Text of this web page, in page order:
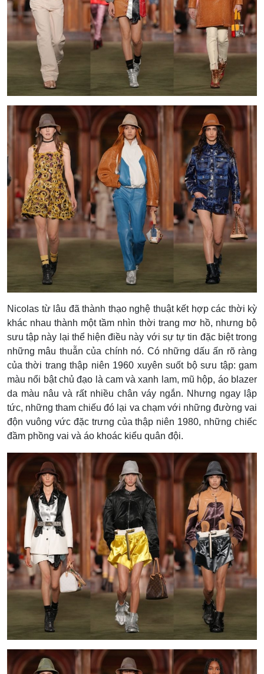
Nicolas từ lâu đã thành thạo nghệ thuật kết hợp các thời kỳ
khác nhau thành một tầm nhìn thời trang mơ hồ, nhưng bộ
sưu tập này lại thể hiện điều này với sự tự tin đặc biệt trong
những mâu thuẫn của chính nó. Có những dấu ấn rõ ràng
của thời trang thập niên 1960 xuyên suốt bộ sưu tập: gam
màu nổi bật chủ đạo là cam và xanh lam, mũ hộp, áo blazer
da màu nâu và rất nhiều chân váy ngắn. Nhưng ngay lập
tức, những tham chiếu đó lại va chạm với những đường vai
độn vuông vức đặc trưng của thập niên 1980, những chiếc
đầm phồng vai và áo khoác kiểu quân đội.